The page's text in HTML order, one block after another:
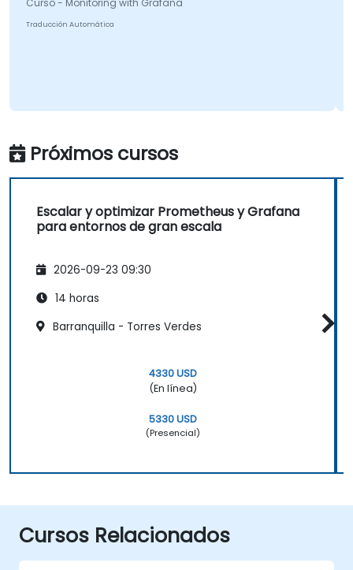
Curso - Monitoring with Grafana
Traducción Automática
Próximos cursos
Escalar y optimizar Prometheus y Grafana
para entornos de gran escala
2026-09-23 09:30
14 horas
Barranquilla - Torres Verdes
4330 USD
(En línea)
5330 USD
(Presencial)
Cursos Relacionados